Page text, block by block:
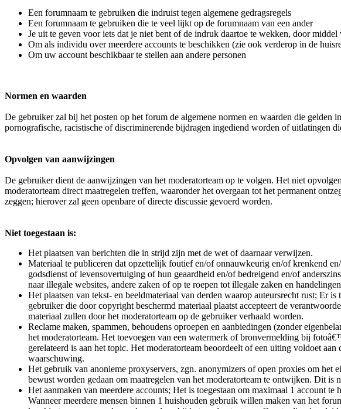
Een forumnaam te gebruiken die indruist tegen algemene gedragsregels
Een forumnaam te gebruiken die te veel lijkt op de forumnaam van een ander
Je uit te geven voor iets dat je niet bent of de indruk daartoe te wekken, door
Om als individu over meerdere accounts te beschikken (zie ook verderop in de
Om uw account beschikbaar te stellen aan andere personen
Normen en waarden
De gebruiker zal bij het posten op het forum de algemene normen en waarden die gelden
pornografische, racistische of discriminerende bijdragen ingediend worden of uitlatingen
Opvolgen van aanwijzingen
De gebruiker dient de aanwijzingen van het moderatorteam op te volgen. Het niet
moderatorteam direct maatregelen treffen, waaronder het overgaan tot het permanent
zeggen; hierover zal geen openbare of directe discussie gevoerd worden.
Niet toegestaan is:
Het plaatsen van berichten die in strijd zijn met de wet of daarnaar verwijzen.
Materiaal te publiceren dat opzettelijk foutief en/of onnauwkeurig en/of krenkend
godsdienst of levensovertuiging of hun geaardheid en/of bedreigend en/of
naar illegale websites, andere zaken of op te roepen tot illegale zaken en
Het plaatsen van tekst- en beeldmateriaal van derden waarop auteursrecht rust; Er
gebruiker die door copyright beschermd materiaal plaatst accepteert de
materiaal zullen door het moderatorteam op de gebruiker verhaald worden.
Reclame maken, spammen, behoudens oproepen en aanbiedingen (zonder
het moderatorteam. Het toevoegen van een watermerk of bronvermelding bij
gerelateerd is aan het topic. Het moderatorteam beoordeelt of een uiting voldoet
waarschuwing.
Het gebruik van anonieme proxyservers, zgn. anonymizers of open proxies om het
bewust worden gedaan om maatregelen van het moderatorteam te ontwijken. Dit is
Het aanmaken van meerdere accounts; Het is toegestaan om maximaal 1 account
Wanneer meerdere mensen binnen 1 huishouden gebruik willen maken van het